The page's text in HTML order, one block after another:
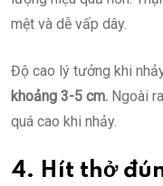
mệt và dễ vấp dây.
Độ cao lý tưởng khi
khoảng 3-5 cm. Ngoài
quá cao khi nhảy.
4. Hít thở